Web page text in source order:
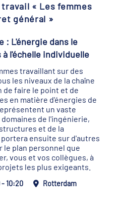
« Les femmes
général »
: L'énergie dans le
l'échelle individuelle
travaillant sur des
les niveaux de la chaîne
de faire le point et de
en matière d'énergies de
un vaste
de l'ingénierie,
et de la
ensuite sur d'autres
le plan personnel que
vous et vos collègues, à
les plus exigeants.
10:20
Rotterdam